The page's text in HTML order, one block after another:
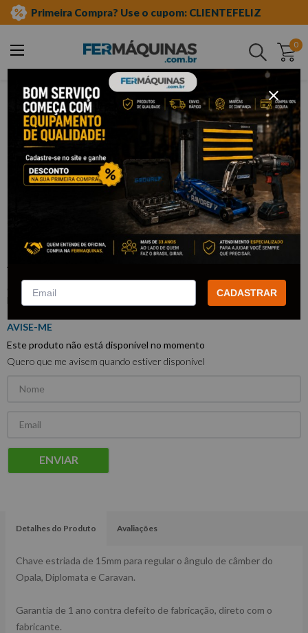
Primeira Compra? Use o cupom: CLIENTEFELIZ
0
Buscar
ferramentas automotivas especiais
linha chevrolet-gm
suspensão
Chave Estriada de 15mm p/ Regular
Ângulo de Câmber - RAVEN
R133172
RAVEN
Este produto não está disponível no momento
Quero que me avisem quando estiver disponível
ENVIAR
Detalhes do Produto Avaliações
Chave estriada de 15mm para regular o ângulo de câmber do
Opala, Diplomata e Caravan.
Garantia de 1 ano contra defeito de fabricação, direto com o
fabricante.
CADASTRAR